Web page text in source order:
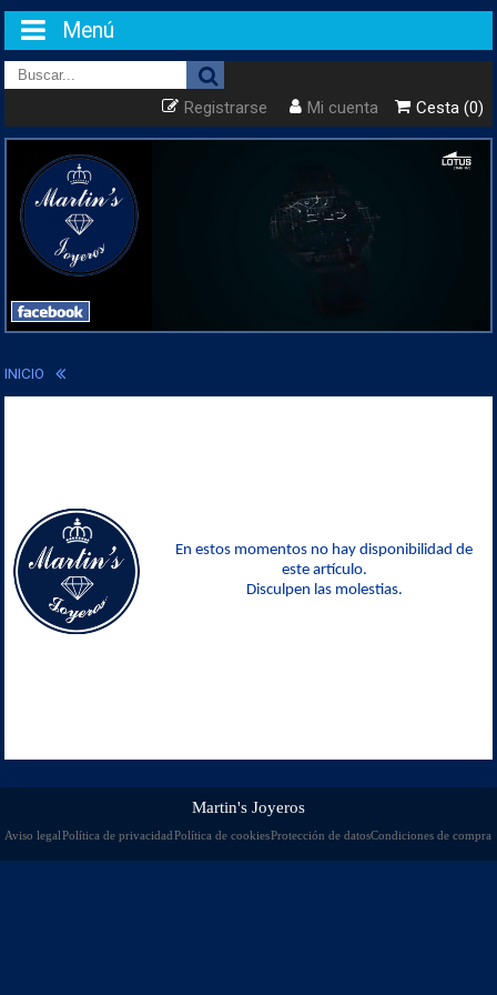
Cesta (0)
Mi cuenta
Registrarse
Menú
INICIO
En estos momentos no hay disponibilidad de
este artículo.
Disculpen las molestias.
Martin's Joyeros
Aviso legalPolítica de privacidadPolítica de cookiesProtección de datosCondiciones de compra